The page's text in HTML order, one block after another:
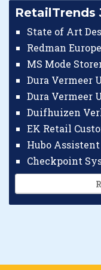
RetailTrends
State of Art
Redman
MS Mode
Dura Vermeer
Dura Vermeer
Duifhuizen
EK Retail
Hubo